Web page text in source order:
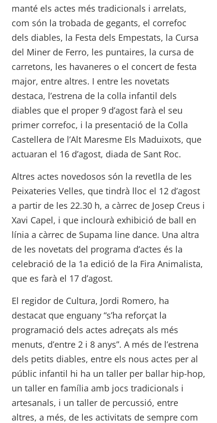
manté els actes més tradicionals i arrelats,
com són la trobada de gegants, el correfoc
dels diables, la Festa dels Empestats, la Cursa
del Miner de Ferro, les puntaires, la cursa de
carretons, les havaneres o el concert de festa
major, entre altres. I entre les novetats
destaca, l’estrena de la colla infantil dels
diables que el proper 9 d’agost farà el seu
primer correfoc, i la presentació de la Colla
Castellera de l’Alt Maresme Els Maduixots, que
actuaran el 16 d’agost, diada de Sant Roc.
Altres actes novedosos són la revetlla de les
Peixateries Velles, que tindrà lloc el 12 d’agost
a partir de les 22.30 h, a càrrec de Josep Creus i
Xavi Capel, i que inclourà exhibició de ball en
línia a càrrec de Supama line dance. Una altra
de les novetats del programa d’actes és la
celebració de la 1a edició de la Fira Animalista,
que es farà el 17 d’agost.
El regidor de Cultura, Jordi Romero, ha
destacat que enguany “s’ha reforçat la
programació dels actes adreçats als més
menuts, d’entre 2 i 8 anys”. A més de l’estrena
dels petits diables, entre els nous actes per al
públic infantil hi ha un taller per ballar hip-hop,
un taller en família amb jocs tradicionals i
artesanals, i un taller de percussió, entre
altres, a més, de les activitats de sempre com